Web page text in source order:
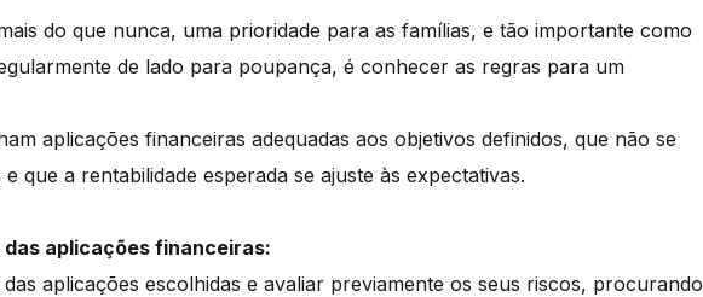
do que nunca, uma prioridade para as famílias, e tão importante como
de lado para poupança, é conhecer as regras para um
aplicações financeiras adequadas aos objetivos definidos, que não se
que a rentabilidade esperada se ajuste às expectativas.
aplicações financeiras:
aplicações escolhidas e avaliar previamente os seus riscos, procurando